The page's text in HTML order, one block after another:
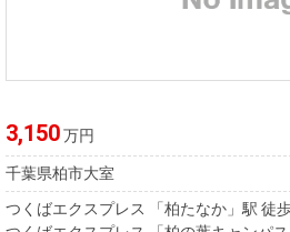
3,150万円
千葉県柏市大室
つくばエクスプレス 「柏たなか」駅 徒